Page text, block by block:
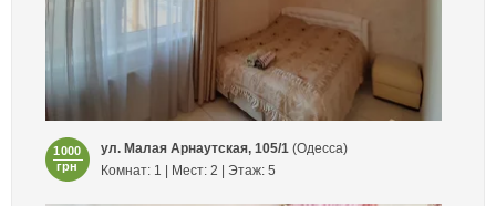
1000
грн
ул. Малая Арнаутская, 105/1(Одесса)
Комнат: 1 | Мест: 2 | Этаж: 5